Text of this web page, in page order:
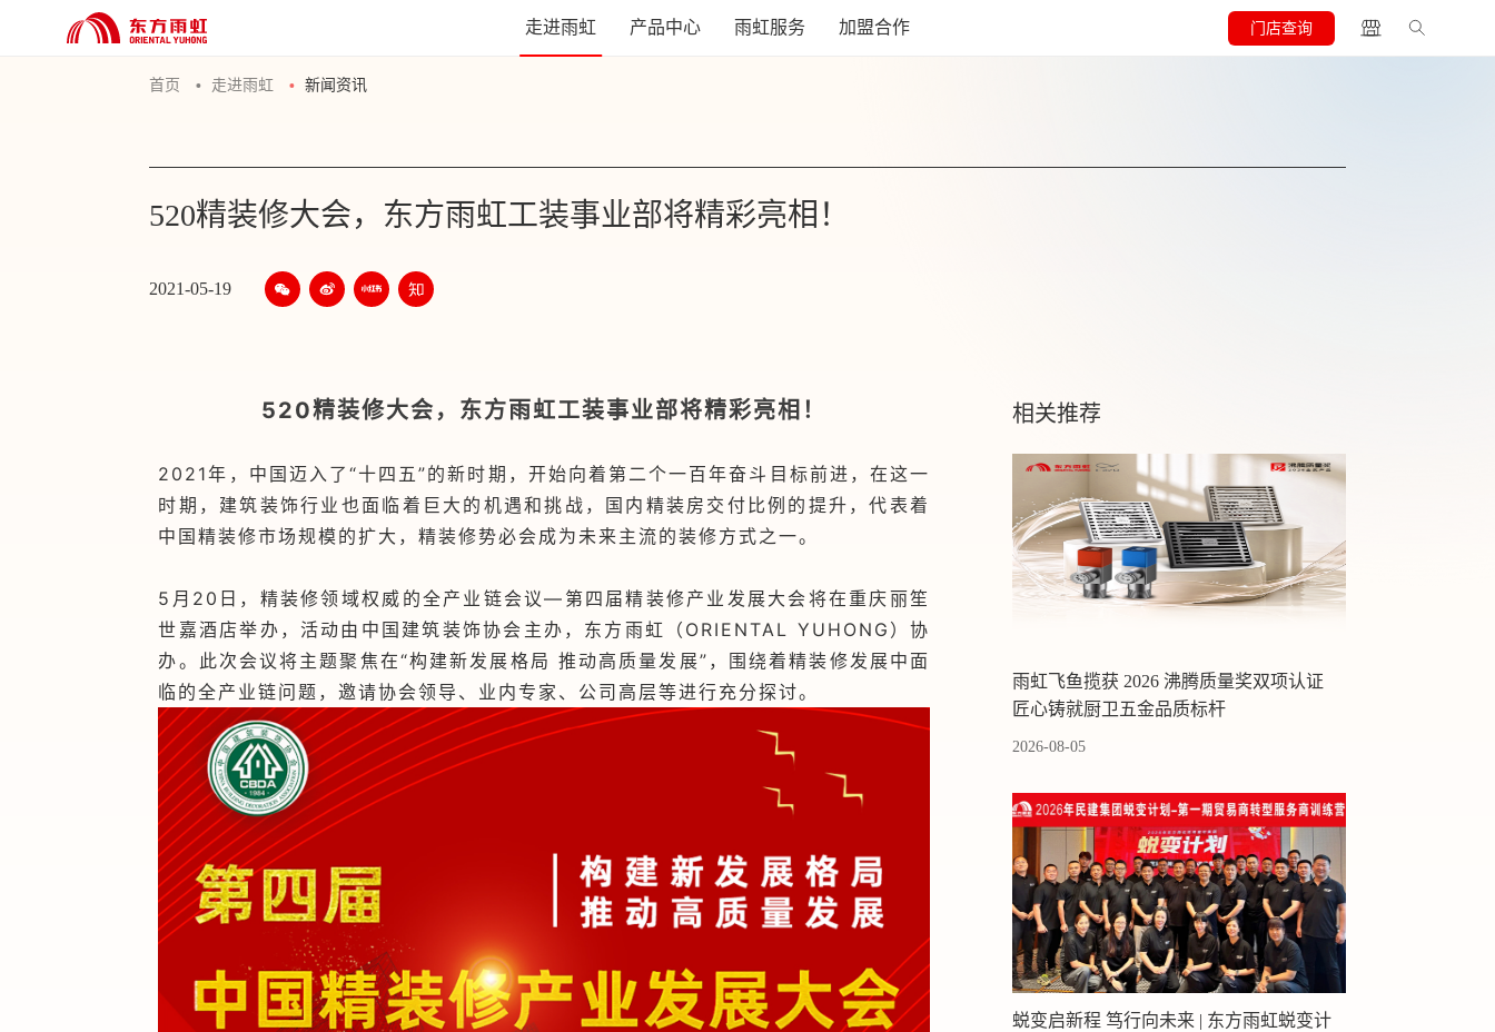
走进雨虹 产品中心 雨虹服务 加盟合作 门店查询
首页 走进雨虹 新闻资讯
520精装修大会，东方雨虹工装事业部将精彩亮相！
2021-05-19
520精装修大会，东方雨虹工装事业部将精彩亮相！
2021年，中国迈入了“十四五”的新时期，开始向着第二个一百年奋斗目标前进，在这一
时期，建筑装饰行业也面临着巨大的机遇和挑战，国内精装房交付比例的提升，代表着
中国精装修市场规模的扩大，精装修势必会成为未来主流的装修方式之一。
5月20日，精装修领域权威的全产业链会议—第四届精装修产业发展大会将在重庆丽笙
世嘉酒店举办，活动由中国建筑装饰协会主办，东方雨虹（ORIENTAL YUHONG）协
办。此次会议将主题聚焦在“构建新发展格局 推动高质量发展”，围绕着精装修发展中面
临的全产业链问题，邀请协会领导、业内专家、公司高层等进行充分探讨。
相关推荐
雨虹飞鱼揽获 2026 沸腾质量奖双项认证
匠心铸就厨卫五金品质标杆
2026-08-05
蜕变启新程 笃行向未来 | 东方雨虹蜕变计